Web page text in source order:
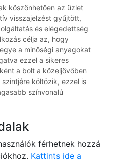
köszönhetően az üzlet
visszajelzést gyűjtött,
és elégedettség
célja az, hogy
a minőségi anyagokat
ezzel a sikeres
a bolt a közeljövőben
költözik, ezzel is
színvonalú
férhetnek hozzá
Kattints ide a